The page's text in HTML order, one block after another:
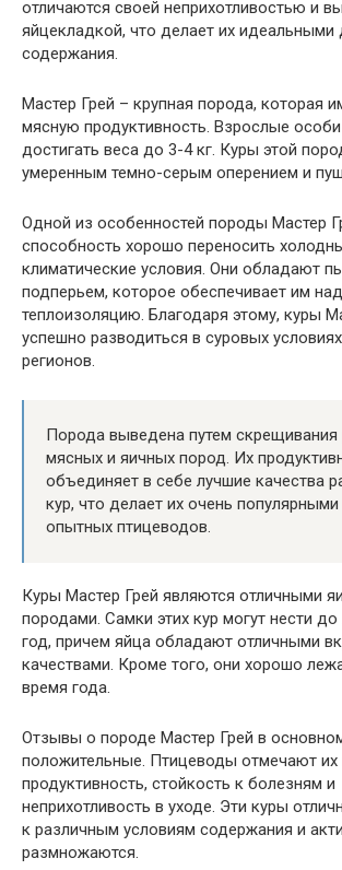
отличаются своей неприхотливостью и
яйцекладкой, что делает их
содержания.
Мастер Грей – крупная порода, которая
мясную продуктивность. Взрослые
достигать веса до 3-4 кг. Куры этой
умеренным темно-серым оперением и
Одной из особенностей породы Мастер
способность хорошо переносить
климатические условия. Они обладают
подперьем, которое обеспечивает им
теплоизоляцию. Благодаря этому, куры
успешно разводиться в суровых
регионов.
Порода выведена путем скрещивания
мясных и яичных пород. Их
объединяет в себе лучшие качества
кур, что делает их очень
опытных птицеводов.
Куры Мастер Грей являются отличными
породами. Самки этих кур могут нести
год, причем яйца обладают отличными
качествами. Кроме того, они хорошо
время года.
Отзывы о породе Мастер Грей в
положительные. Птицеводы отмечают
продуктивность, стойкость к болезням и
неприхотливость в уходе. Эти куры
к различным условиям содержания и
размножаются.